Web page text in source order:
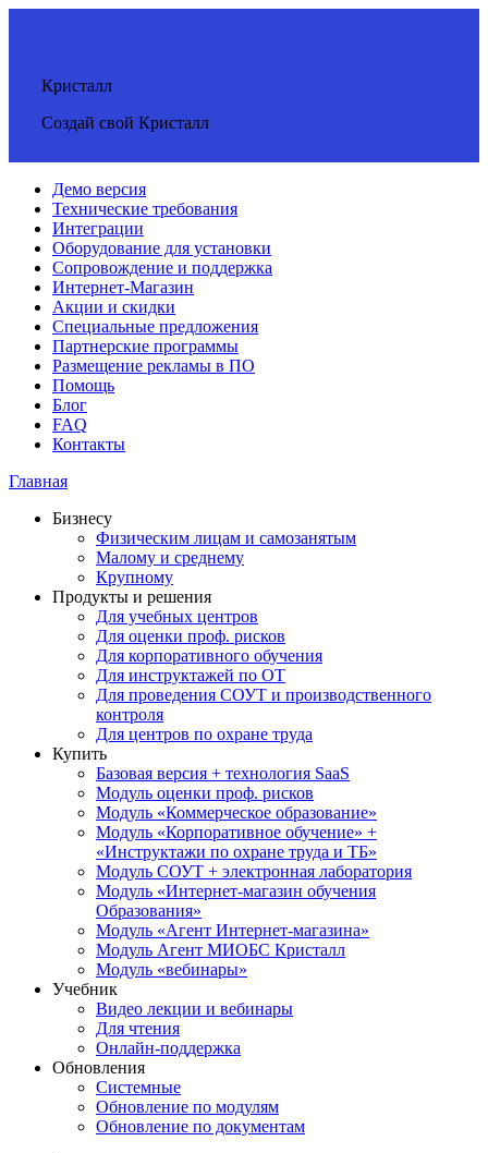
Кристалл
Создай свой Кристалл
Демо версия
Технические требования
Интеграции
Оборудование для установки
Сопровождение и поддержка
Интернет-Магазин
Акции и скидки
Специальные предложения
Партнерские программы
Размещение рекламы в ПО
Помощь
Блог
FAQ
Контакты
Главная
Бизнесу
Физическим лицам и самозанятым
Малому и среднему
Крупному
Продукты и решения
Для учебных центров
Для оценки проф. рисков
Для корпоративного обучения
Для инструктажей по ОТ
Для проведения СОУТ и производственного
контроля
Для центров по охране труда
Купить
Базовая версия + технология SaaS
Модуль оценки проф. рисков
Модуль «Коммерческое образование»
Модуль «Корпоративное обучение» +
«Инструктажи по охране труда и ТБ»
Модуль СОУТ + электронная лаборатория
Модуль «Интернет-магазин обучения
Образования»
Модуль «Агент Интернет-магазина»
Модуль Агент МИОБС Кристалл
Модуль «вебинары»
Учебник
Видео лекции и вебинары
Для чтения
Онлайн-поддержка
Обновления
Системные
Обновление по модулям
Обновление по документам